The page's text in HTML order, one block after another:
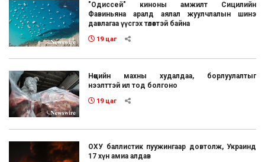
"Одиссей" киноны амжилт Сицилийн
Фавиньяна аралд аялал жуулчлалын шинэ
давлагаа үүсгэх төлөвтэй байна
19 цаг
Нөөцийн махны худалдаа, борлуулалтыг
нээлттэй ил тод болгоно
19 цаг
ОХУ баллистик пуужингаар довтолж, Украинд
17 хүн амиа алдав